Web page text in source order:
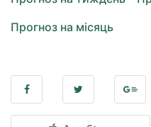
Прогноз на місяць